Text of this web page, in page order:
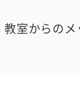
教室からのメ